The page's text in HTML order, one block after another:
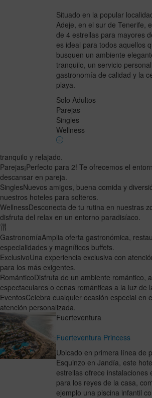
Situado en la popular
Adeje, en el sur de Tenerife,
de 4 estrellas para mayores
es ideal para todos aquellos
busquen un ambiente
tranquilo, un servicio
gastronomía de calidad y la
playa.
Solo Adultos
Parejas
Singles
Wellness
tranquilo y relajado.
Parejas¡Perfecto para 2! Te ofrecemos el
descansar en pareja.
SinglesNuevos amigos, buena comida y
nuestros hoteles para solteros.
WellnessDesconecta de tu rutina en nuestras
disfruta del relax en un entorno paradisíaco.
GastronomíaAmplia oferta gastronómica,
especialidades y magníficos buffets.
ExclusivoUna experiencia exclusiva con
para los más exigentes.
RománticoDisfruta de un ambiente romántico,
espectaculares o cenas románticas a la luz de
EventosCelebra cualquier ocasión especial en
atención personalizada.
Fuerteventura
Fuerteventura Princess
Ubicado en primera línea de
Esquinzo en Jandía, este
estrellas ofrece instalaciones
para los reyes de la casa,
ejemplo una piscina infantil